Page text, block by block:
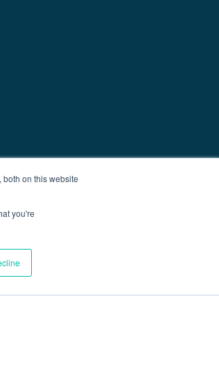
on this website
you're